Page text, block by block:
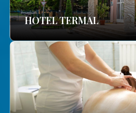
HOTEL TERMAL